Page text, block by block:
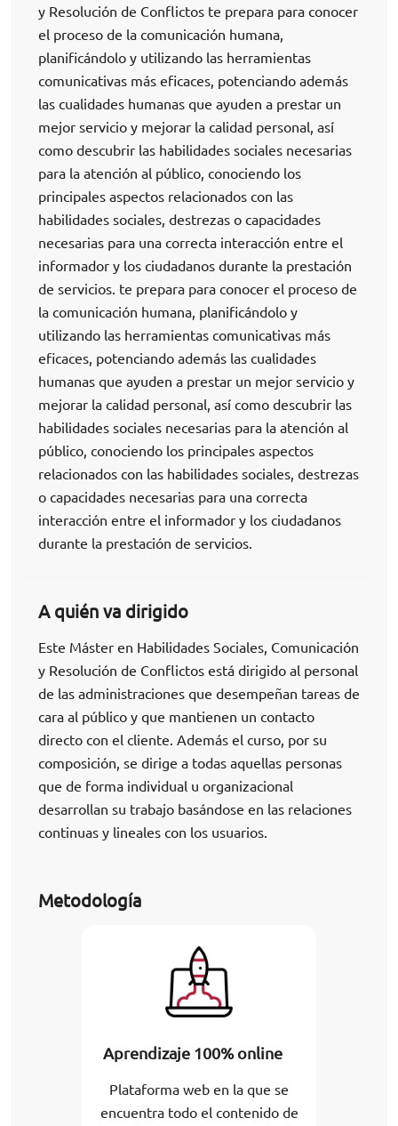
y Resolución de Conflictos te prepara para conocer
el proceso de la comunicación humana,
planificándolo y utilizando las herramientas
comunicativas más eficaces, potenciando además
las cualidades humanas que ayuden a prestar un
mejor servicio y mejorar la calidad personal, así
como descubrir las habilidades sociales necesarias
para la atención al público, conociendo los
principales aspectos relacionados con las
habilidades sociales, destrezas o capacidades
necesarias para una correcta interacción entre el
informador y los ciudadanos durante la prestación
de servicios. te prepara para conocer el proceso de
la comunicación humana, planificándolo y
utilizando las herramientas comunicativas más
eficaces, potenciando además las cualidades
humanas que ayuden a prestar un mejor servicio y
mejorar la calidad personal, así como descubrir las
habilidades sociales necesarias para la atención al
público, conociendo los principales aspectos
relacionados con las habilidades sociales, destrezas
o capacidades necesarias para una correcta
interacción entre el informador y los ciudadanos
durante la prestación de servicios.
A quién va dirigido
Este Máster en Habilidades Sociales, Comunicación
y Resolución de Conflictos está dirigido al personal
de las administraciones que desempeñan tareas de
cara al público y que mantienen un contacto
directo con el cliente. Además el curso, por su
composición, se dirige a todas aquellas personas
que de forma individual u organizacional
desarrollan su trabajo basándose en las relaciones
continuas y lineales con los usuarios.
Metodología
Aprendizaje 100% online
Plataforma web en la que se
encuentra todo el contenido de